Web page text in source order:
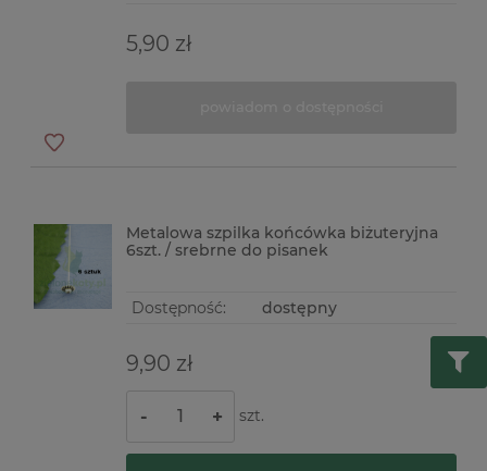
5,90 zł
Metalowa szpilka końcówka biżuteryjna
6szt. / srebrne do pisanek
Dostępność: dostępny
9,90 zł
- + szt.